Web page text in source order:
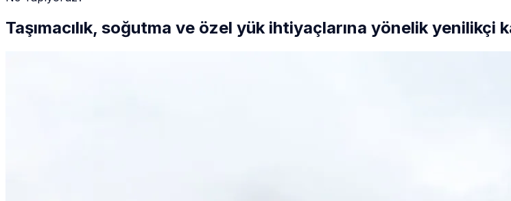
Taşımacılık, soğutma ve özel yük ihtiyaçlarına yönelik